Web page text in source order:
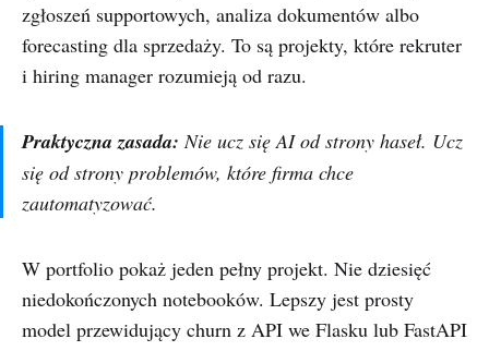
zgłoszeń supportowych, analiza dokumentów albo
forecasting dla sprzedaży. To są projekty, które rekruter
i hiring manager rozumieją od razu.
Praktyczna zasada: Nie ucz się AI od strony haseł. Ucz
się od strony problemów, które firma chce
zautomatyzować.
W portfolio pokaż jeden pełny projekt. Nie dziesięć
niedokończonych notebooków. Lepszy jest prosty
model przewidujący churn z API we Flasku lub FastAPI